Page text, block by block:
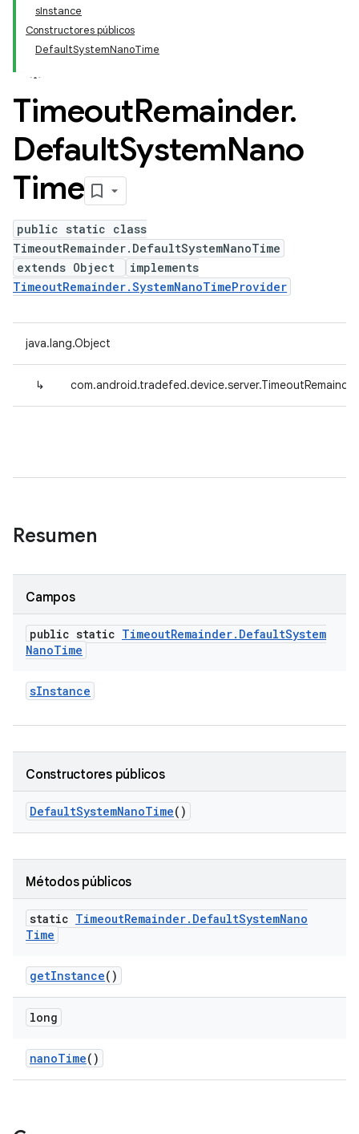
sInstance
Constructores públicos
DefaultSystemNanoTime
TimeoutRemainder.
DefaultSystemNano
Time
public static class
TimeoutRemainder.DefaultSystemNanoTime
extends Object
implements
TimeoutRemainder.SystemNanoTimeProvider
java.lang.Object
↳
Resumen
Campos
public static TimeoutRemainder. DefaultSystem
NanoTime
sInstance
Constructores públicos
DefaultSystemNanoTime()
Métodos públicos
static TimeoutRemainder. DefaultSystemNano
Time
getInstance()
long
nanoTime()